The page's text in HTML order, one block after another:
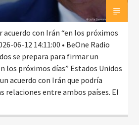
acuerdo con Irán “en los próximos
06-12 14:11:00 • BeOne Radio
se prepara para firmar un
los próximos días” Estados Unidos
acuerdo con Irán que podría
relaciones entre ambos países. El